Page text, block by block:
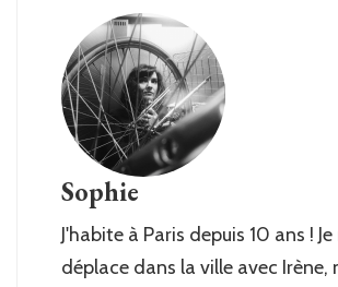
Sophie
J'habite à Paris depuis 10 ans !
déplace dans la ville avec Irène,